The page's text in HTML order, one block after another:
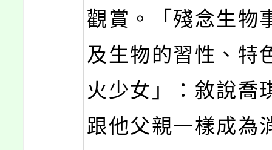
觀賞。「殘念生物
及生物的習性、特
火少女」：敘說喬
跟他父親一樣成為